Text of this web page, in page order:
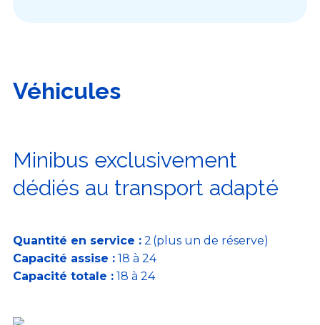
Véhicules
Minibus exclusivement
dédiés au transport adapté
Quantité en service :2 (plus un de réserve)
Capacité assise :18 à 24
Capacité totale :18 à 24